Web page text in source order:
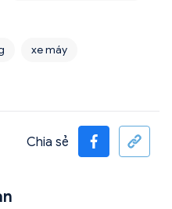
xe máy
Chia sẻ